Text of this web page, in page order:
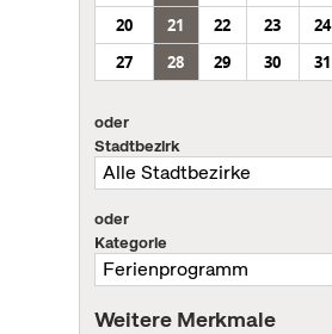
20
21 22 23 24
27
28 29 30 31
oder
Stadtbezirk
oder
Kategorie
Weitere Merkmale